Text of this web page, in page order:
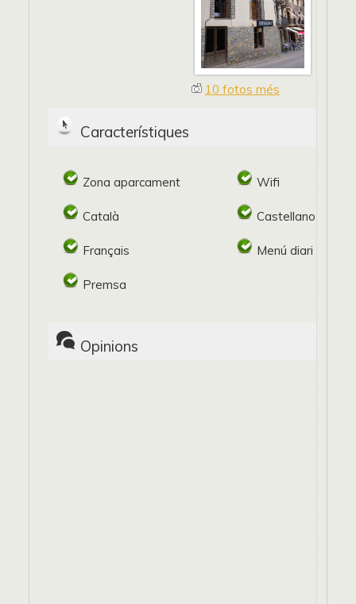
10 fotos més
Característiques
Zona aparcament Wifi
Català Castellano
Français Menú diari
Premsa
Opinions